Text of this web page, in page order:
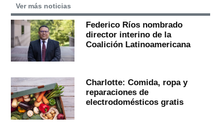
Ver más noticias
Federico Ríos nombrado
director interino de la
Coalición Latinoamericana
Charlotte: Comida, ropa y
reparaciones de
electrodomésticos gratis